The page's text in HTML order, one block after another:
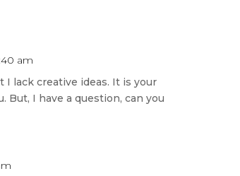
am
I lack creative ideas. It is your
But, I have a question, can you